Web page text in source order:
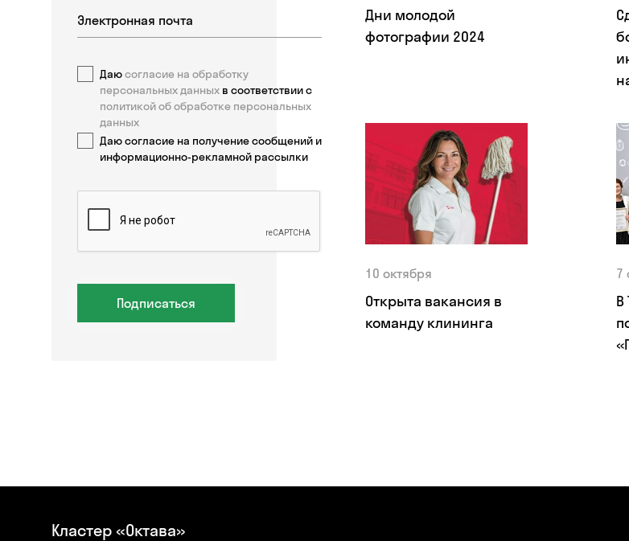
Даюсогласие на обработку
персональных данных в соответствии с
политикой об обработке персональных
данных
Даю согласие на получение сообщений и
информационно-рекламной рассылки
Подписаться
Дни молодой
фотографии 2024
10 октября
Открыта вакансия в
команду клининга
7
В
Кластер «Октава»